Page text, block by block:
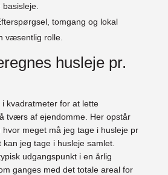
tomgang og lokal
væsentlig rolle.
husleje pr.
kvadratmeter for at lette
tværs af ejendomme. Her opstår
meget må jeg tage i husleje pr
jeg tage i husleje samlet.
udgangspunkt i en årlig
ganges med det totale areal for